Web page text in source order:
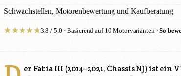
Schwachstellen, Motorenbewertung und Kaufberatung
★★★★★3.8 / 5.0 · Basierend auf 10 Motorvarianten · So
er Fabia III (2014–2021, Chassis NJ) ist